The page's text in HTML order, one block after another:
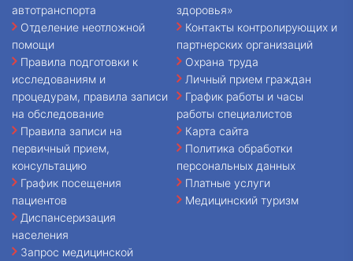
автотранспорта
Отделение неотложной
помощи
Правила подготовки к
исследованиям и
процедурам, правила записи
на обследование
Правила записи на
первичный прием,
консультацию
График посещения
пациентов
Диспансеризация
населения
Запрос медицинской
здоровья»
Контакты контролирующих и
партнерских организаций
Охрана труда
Личный прием граждан
График работы и часы
работы специалистов
Карта сайта
Политика обработки
персональных данных
Платные услуги
Медицинский туризм